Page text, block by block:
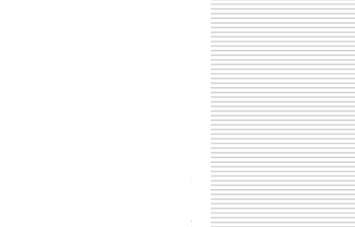
チェコスロバキア軍 連邦共
価格
￥398
消費税込み